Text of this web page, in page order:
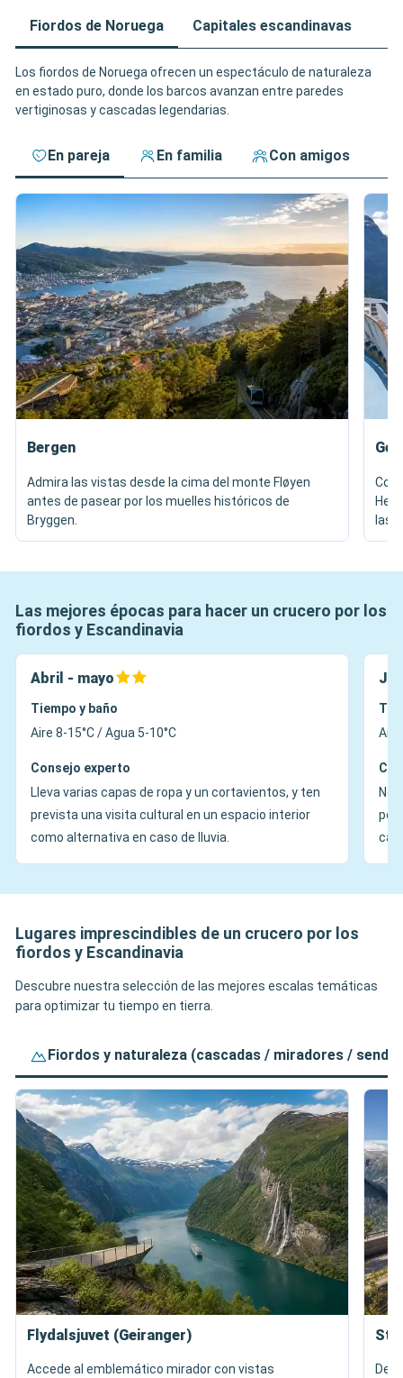
Fiordos de Noruega Capitales escandinavas
Los fiordos de Noruega ofrecen un espectáculo de naturaleza
en estado puro, donde los barcos avanzan entre paredes
vertiginosas y cascadas legendarias.
En pareja En familia Con amigos
Bergen
Admira las vistas desde la cima del monte Fløyen
antes de pasear por los muelles históricos de
Bryggen.
las
Las mejores épocas para hacer un crucero por los
fiordos y Escandinavia
Abril - mayo
Tiempo y baño
Aire 8-15°C / Agua 5-10°C
Consejo experto
Lleva varias capas de ropa y un cortavientos, y ten
prevista una visita cultural en un espacio interior
como alternativa en caso de lluvia.
Aire
No
Lugares imprescindibles de un crucero por los
fiordos y Escandinavia
Descubre nuestra selección de las mejores escalas temáticas
para optimizar tu tiempo en tierra.
Fiordos y naturaleza (cascadas / miradores /
Flydalsjuvet (Geiranger)
Accede al emblemático mirador con vistas